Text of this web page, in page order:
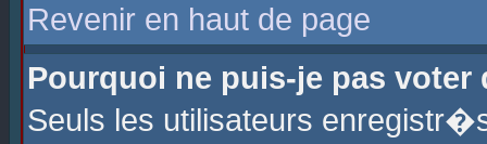
Revenir en haut de page
Pourquoi ne puis-je pas voter
Seuls les utilisateurs